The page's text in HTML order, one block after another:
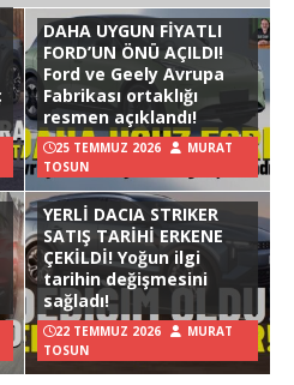
DAHA UYGUN FİYATLI
FORD’UN ÖNÜ AÇILDI!
Ford ve Geely Avrupa
Fabrikası ortaklığı
resmen açıklandı!
25 TEMMUZ 2026
MURAT
TOSUN
YERLİ DACIA STRIKER
SATIŞ TARİHİ ERKENE
ÇEKİLDİ! Yoğun ilgi
tarihin değişmesini
sağladı!
22 TEMMUZ 2026
MURAT
TOSUN